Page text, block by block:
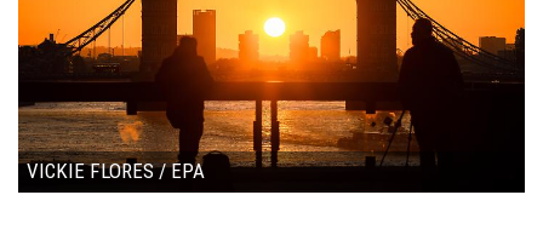
VICKIE FLORES / EPA